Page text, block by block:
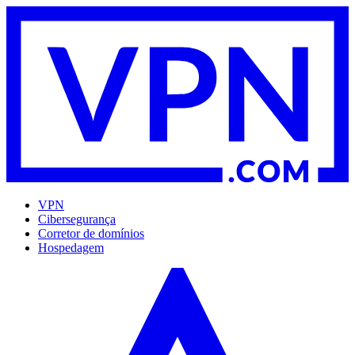
VPN
Cibersegurança
Corretor de domínios
Hospedagem